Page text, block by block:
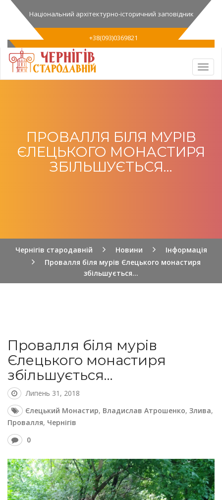
Національний архітектурно-історичний заповідник
+38(093)0369821
ПРОВАЛЛЯ БІЛЯ МУРІВ
ЄЛЕЦЬКОГО МОНАСТИРЯ
ЗБІЛЬШУЄТЬСЯ…
Чернігів стародавній Новини
Інформація
Провалля біля мурів Єлецького монастиря
збільшується…
Провалля біля мурів
Єлецького монастиря
збільшується…
Липень 31, 2018
Єлецький Монастир, Владислав Атрошенко, Злива,
Провалля, Чернігів
0